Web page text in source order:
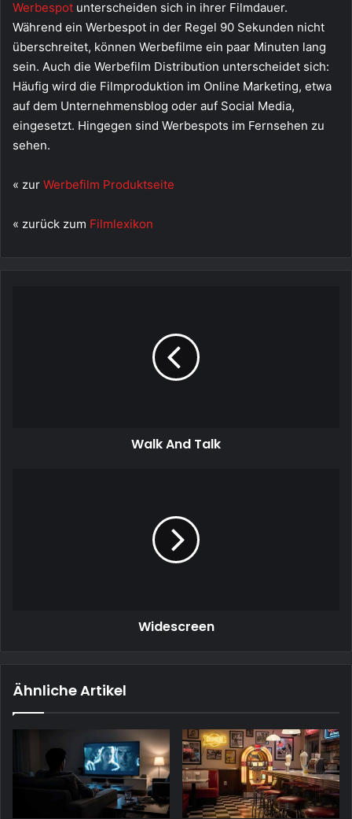
Werbespot unterscheiden sich in ihrer Filmdauer.
Während ein Werbespot in der Regel 90 Sekunden nicht
überschreitet, können Werbefilme ein paar Minuten lang
sein. Auch die Werbefilm Distribution unterscheidet sich:
Häufig wird die Filmproduktion im Online Marketing, etwa
auf dem Unternehmensblog oder auf Social Media,
eingesetzt. Hingegen sind Werbespots im Fernsehen zu
sehen.
« zur Werbefilm Produktseite
« zurück zum Filmlexikon
Walk And Talk
Widescreen
Ähnliche Artikel